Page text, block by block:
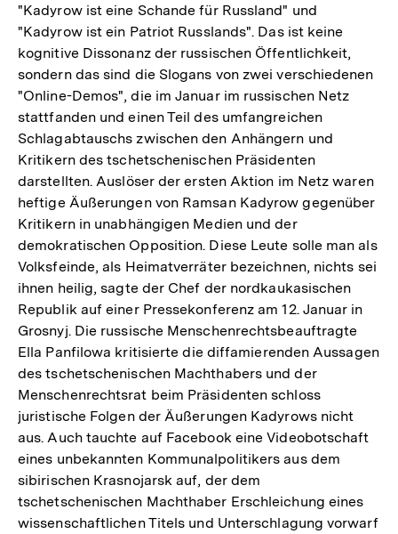
"Kadyrow ist eine Schande für Russland" und
"Kadyrow ist ein Patriot Russlands". Das ist keine
kognitive Dissonanz der russischen Öffentlichkeit,
sondern das sind die Slogans von zwei verschiedenen
"Online-Demos", die im Januar im russischen Netz
stattfanden und einen Teil des umfangreichen
Schlagabtauschs zwischen den Anhängern und
Kritikern des tschetschenischen Präsidenten
darstellten. Auslöser der ersten Aktion im Netz waren
heftige Äußerungen von Ramsan Kadyrow gegenüber
Kritikern in unabhängigen Medien und der
demokratischen Opposition. Diese Leute solle man als
Volksfeinde, als Heimatverräter bezeichnen, nichts sei
ihnen heilig, sagte der Chef der nordkaukasischen
Republik auf einer Pressekonferenz am 12. Januar in
Grosnyj. Die russische Menschenrechtsbeauftragte
Ella Panfilowa kritisierte die diffamierenden Aussagen
des tschetschenischen Machthabers und der
Menschenrechtsrat beim Präsidenten schloss
juristische Folgen der Äußerungen Kadyrows nicht
aus. Auch tauchte auf Facebook eine Videobotschaft
eines unbekannten Kommunalpolitikers aus dem
sibirischen Krasnojarsk auf, der dem
tschetschenischen Machthaber Erschleichung eines
wissenschaftlichen Titels und Unterschlagung vorwarf